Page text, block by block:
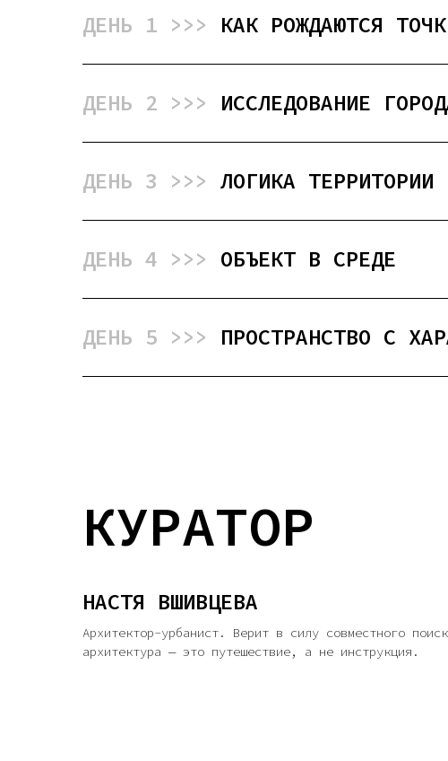
ДЕНЬ 1 >>> КАК РОЖДАЮТСЯ
ДЕНЬ 2 >>> ИССЛЕДОВАНИЕ
ДЕНЬ 3 >>> ЛОГИКА ТЕРРИТОРИИ
ДЕНЬ 4 >>> ОБЪЕКТ В СРЕДЕ
ДЕНЬ 5 >>> ПРОСТРАНСТВО С
КУРАТОР
НАСТЯ ВШИВЦЕВА
Архитектор-урбанист. Верит в силу совместного
архитектура — это путешествие, а не инструкция.